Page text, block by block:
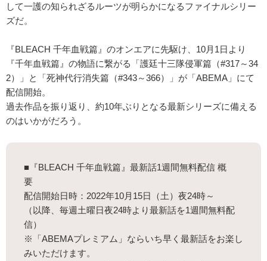
して一護の知られざるルーツが明らかになるファイナルシリー
ズだ。
『BLEACH 千年血戦篇』のオンエアに先駆け、10月1日より
『千年血戦篇』の物語に繋がる「護廷十三隊侵軍篇（#317～34
2）」と「死神代行消失篇（#343～366）」が「ABEMA」にて
配信開始。
過去作品を振り返り、約10年ぶりとなる最新シリーズに備える
のはいかがだろう。
■『BLEACH 千年血戦篇』最新話1週間無料配信 概
要
配信開始日時：2022年10月15日（土）夜24時～
（以降、毎週土曜日夜24時より最新話を1週間無料配
信）
※「ABEMAプレミアム」ならいち早く最新話をお楽し
みいただけます。